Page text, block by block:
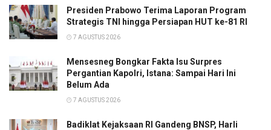
Presiden Prabowo Terima Laporan Program
Strategis TNI hingga Persiapan HUT ke-81 RI
7 AGUSTUS 2026
Mensesneg Bongkar Fakta Isu Surpres
Pergantian Kapolri, Istana: Sampai Hari Ini
Belum Ada
7 AGUSTUS 2026
Badiklat Kejaksaan RI Gandeng BNSP, Harli